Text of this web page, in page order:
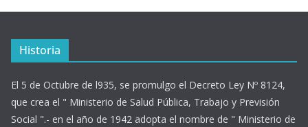
Historia
El 5 de Octubre de l935, se promulgo el Decreto Ley Nº 8124,
que crea el " Ministerio de Salud Pública, Trabajo y Previsión
Social ".- en el año de 1942 adopta el nombre de " Ministerio de